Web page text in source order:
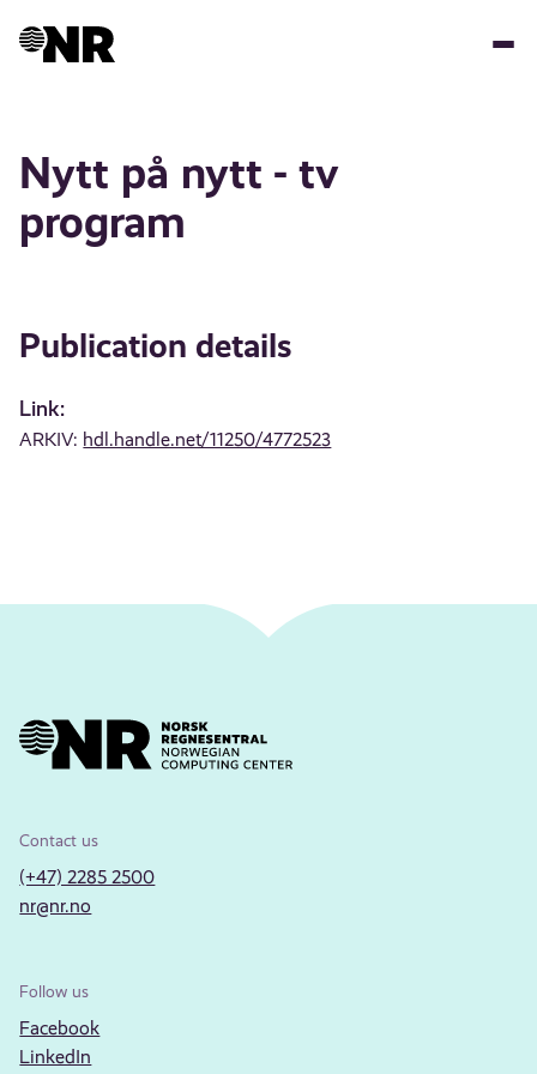
Nytt på nytt - tv
program
Publication details
Link:
ARKIV: hdl.handle.net/11250/4772523
Contact us
(+47) 2285 2500
nr@nr.no
Follow us
Facebook
LinkedIn